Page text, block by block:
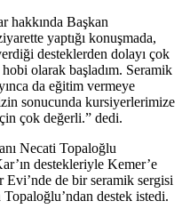
hakkında Başkan
yaptığı konuşmada,
desteklerden dolayı çok
olarak başladım. Seramik
da eğitim vermeye
sonucunda kursiyerlerimize
çok değerli.” dedi.
Necati Topaloğlu
destekleriyle Kemer’e
de bir seramik sergisi
destek istedi.